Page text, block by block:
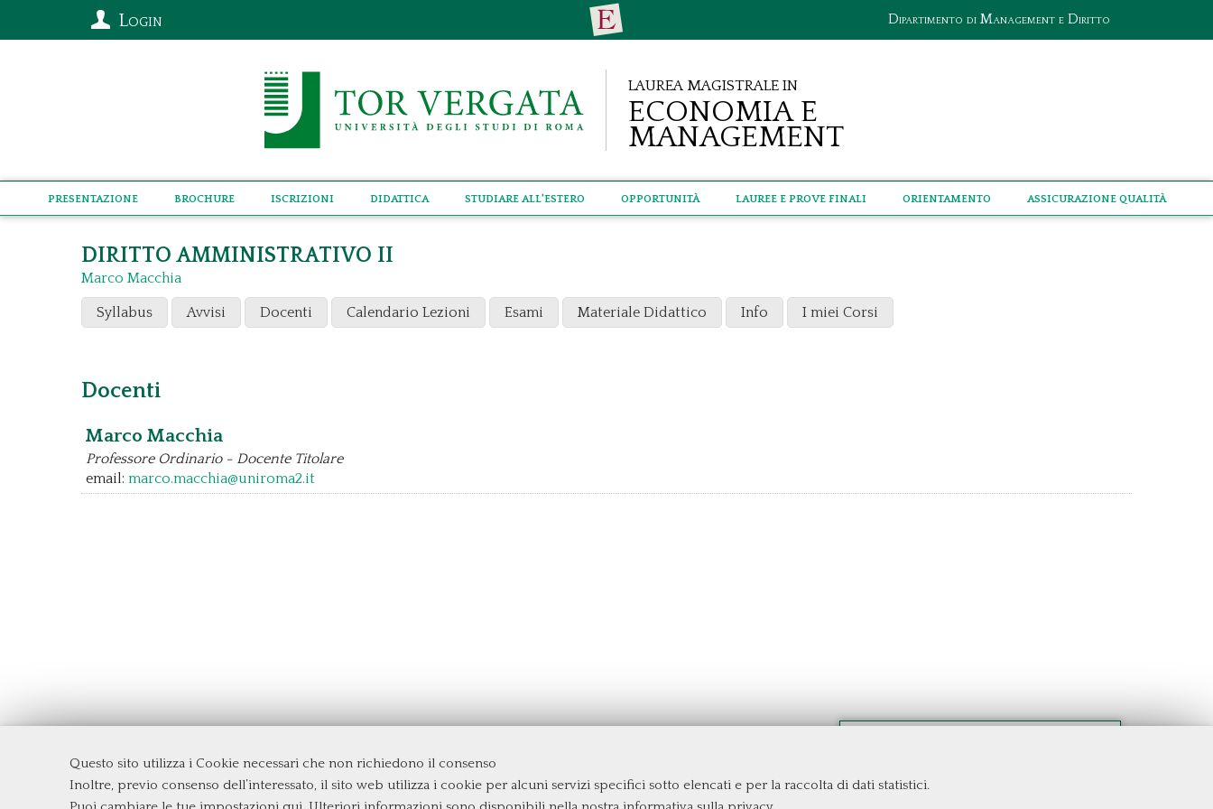
Questo sito utilizza i Cookie necessari che non richiedono il consenso
Inoltre, previo consenso dell’interessato, il sito web utilizza i cookie per alcuni servizi specifici sotto elencati e per la raccolta di dati statistici.
Dipartimento di Management e Diritto
Login
Laurea Magistrale in
Economia e
Management
Presentazione Brochure Iscrizioni Didattica Studiare all'estero Opportunità Lauree e Prove Finali Orientamento Assicurazione qualità
DIRITTO AMMINISTRATIVO II
Marco Macchia
Syllabus Avvisi Docenti Calendario Lezioni Esami Materiale Didattico Info I miei Corsi
Docenti
Marco Macchia
Professore Ordinario - Docente Titolare
email: marco.macchia@uniroma2.it
Dipartimento di Management e Diritto
Università degli Studi di RomaTor Vergata